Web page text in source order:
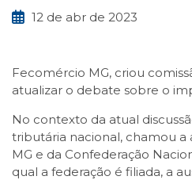
12 de abr de 2023
Fecomércio MG, criou
atualizar o debate sobre o
No contexto da atual
tributária nacional, chamou
MG e da Confederação
qual a federação é filiada, a